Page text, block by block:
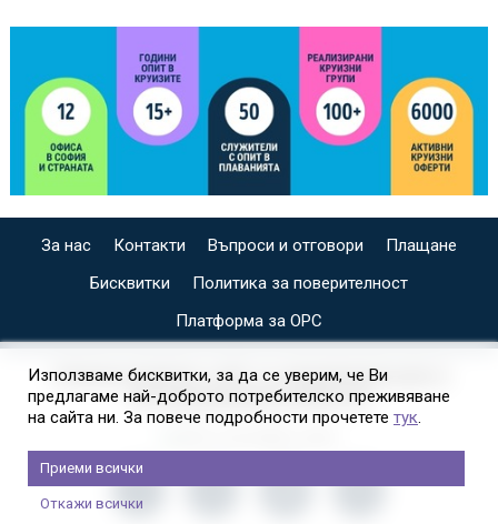
За нас Контакти Въпроси и отговори
Плащане
Бисквитки
Политика за поверителност
Платформа за ОРС
СПЕЦИАЛИЗИРАН САЙТ ЗА ИНДИВИДУАЛНИ И
ОРГАНИЗИРАНИ КРУИЗИ НА
Използваме бисквитки, за да се уверим, че Ви
предлагаме най-доброто потребителско преживяване
на сайта ни. За повече подробности прочетете тук.
Приеми всички
Откажи всички